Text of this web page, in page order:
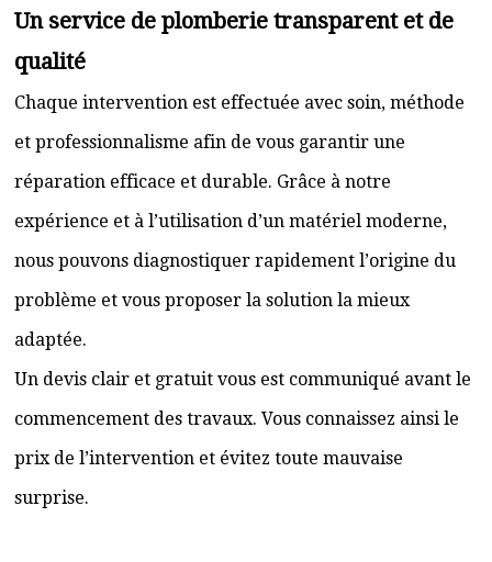
Un service de plomberie transparent et de
qualité
Chaque intervention est effectuée avec soin, méthode
et professionnalisme afin de vous garantir une
réparation efficace et durable. Grâce à notre
expérience et à l’utilisation d’un matériel moderne,
nous pouvons diagnostiquer rapidement l’origine du
problème et vous proposer la solution la mieux
adaptée.
Un devis clair et gratuit vous est communiqué avant le
commencement des travaux. Vous connaissez ainsi le
prix de l’intervention et évitez toute mauvaise
surprise.